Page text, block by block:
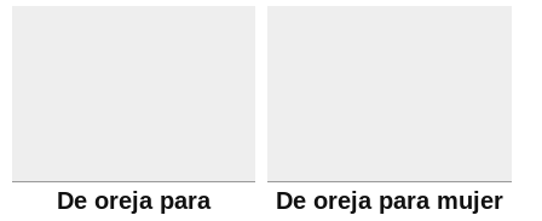
De oreja para
De oreja para mujer